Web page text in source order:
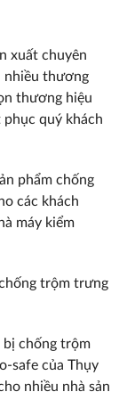
xuất chuyên
nhiều thương
thương hiệu
quý khách
phẩm chống
các khách
máy kiểm
trộm trưng
bị chống trộm
safe của Thụy
nhiều nhà sản